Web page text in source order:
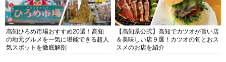
高知ひろめ市場おすすめ20選！高知
の地元グルメを一気に堪能できる超人
気スポットを徹底解剖
【高知県公式】高知でカツオが旨い店
＆美味しい店９選！カツオの旬とおス
スメのお店を紹介